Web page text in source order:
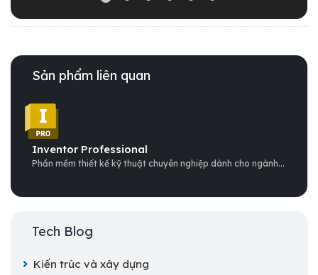
Sản phẩm liên quan
Inventor Professional
Phần mềm thiết kế kỹ thuật chuyên nghiệp dành cho ngành...
Tech Blog
Kiến trúc và xây dựng